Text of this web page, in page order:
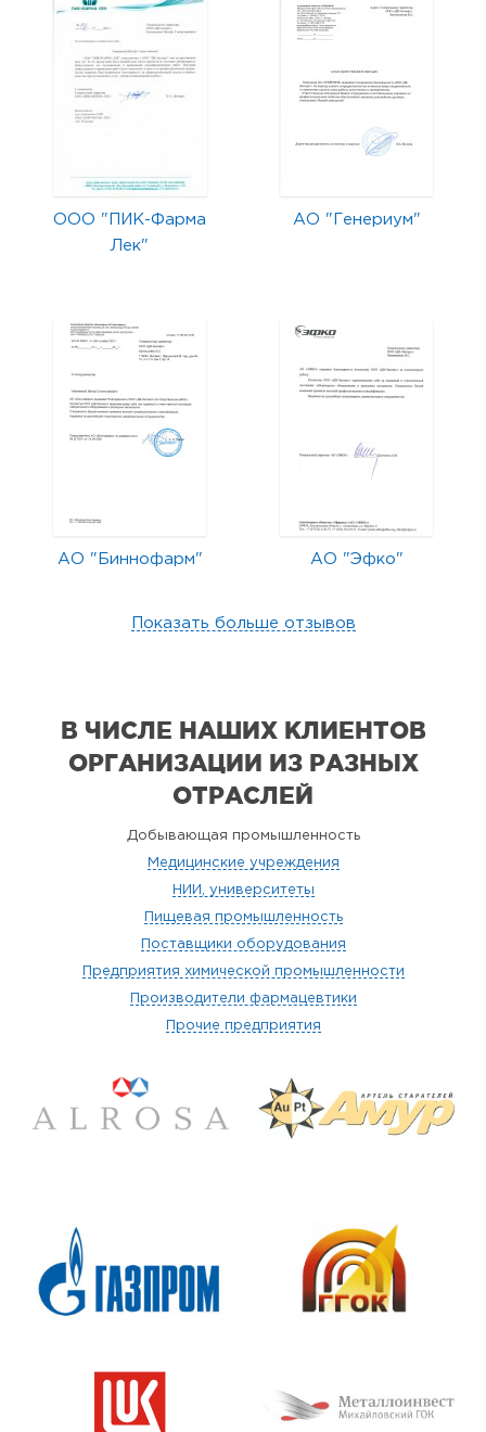
ООО "ПИК-Фарма
Лек"
АО "Генериум"
АО "Биннофарм" АО "Эфко"
Показать больше отзывов
В ЧИСЛЕ НАШИХ КЛИЕНТОВ
ОРГАНИЗАЦИИ ИЗ РАЗНЫХ
ОТРАСЛЕЙ
Добывающая промышленность
Медицинские учреждения
НИИ, университеты
Пищевая промышленность
Поставщики оборудования
Предприятия химической промышленности
Производители фармацевтики
Прочие предприятия